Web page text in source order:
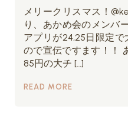
メリークリスマス！
り、あかめ会のメンバ
アプリが24,25日限定
ので宣伝ですます！！
85円の大チ […]
READ MORE